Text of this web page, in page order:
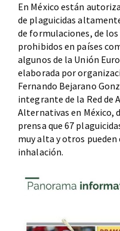
En México están
de plaguicidas
de formulaciones, de
prohibidos en países
algunos de la Unión
elaborada por
Fernando Bejarano
integrante de la Red de
Alternativas en México,
prensa que 67
muy alta y otros
inhalación.